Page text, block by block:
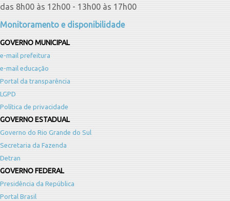
das 8h00 às 12h00 - 13h00 às 17h00
Monitoramento e disponibilidade
GOVERNO MUNICIPAL
e-mail prefeitura
e-mail educação
Portal da transparência
LGPD
Política de privacidade
GOVERNO ESTADUAL
Governo do Rio Grande do Sul
Secretaria da Fazenda
Detran
GOVERNO FEDERAL
Presidência da República
Portal Brasil